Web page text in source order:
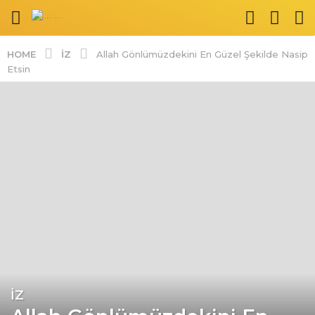
HOME İZ
Allah Gönlümüzdekini En Güzel Şekilde Nasip
Etsin
1İZ